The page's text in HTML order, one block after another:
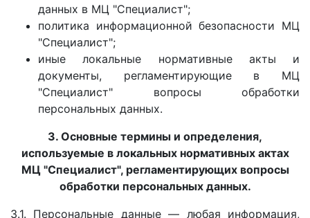
данных в МЦ "Специалист";
политика информационной безопасности МЦ
"Специалист";
иные локальные нормативные акты и
документы, регламентирующие в МЦ
"Специалист" вопросы обработки
персональных данных.
3. Основные термины и определения,
используемые в локальных нормативных актах
МЦ "Специалист", регламентирующих вопросы
обработки персональных данных.
3.1. Персональные данные — любая информация,